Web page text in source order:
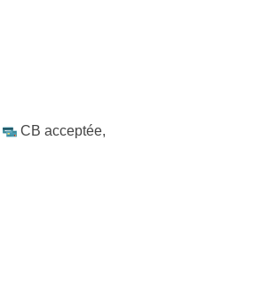
CB acceptée,